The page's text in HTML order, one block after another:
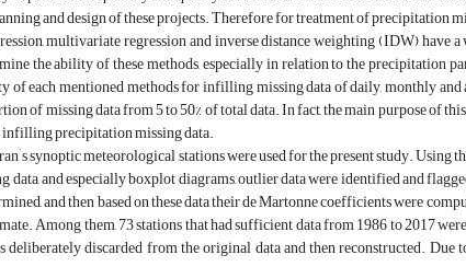
and design of these projects. Therefore for treatment of precipitation
multivariate regression and inverse distance weighting (IDW)
the ability of these methods, especially in relation to the precipitation
of each mentioned methods for infilling missing data of daily, monthly
of missing data from 5 to 50% of total data. In fact, the main purpose of
precipitation missing data.
’s synoptic meteorological stations were used for the present study. Using
and especially boxplot diagrams, outlier data were identified and
and then based on these data their de Martonne coefficients were
Among them, 73 stations that had sufficient data from 1986 to 2017
deliberately discarded from the original data and then reconstructed.